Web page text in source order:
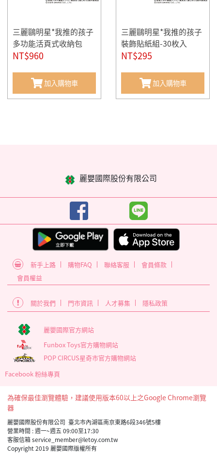
三麗鷗明星*我推的孩子
多功能活頁式收納包
NT$960
加入購物車
三麗鷗明星*我推的孩子
裝飾貼紙組-30枚入
NT$295
加入購物車
麗嬰國際股份有限公司
新手上路 購物FAQ 聯絡客服
會員條款
會員權益
關於我們 門市資訊 人才募集 隱私政策
麗嬰國際官方網站
Funbox Toys官方購物網站
POP CIRCUS星奇市官方購物網站
Facebook 粉絲專頁
為確保最佳瀏覽體驗，建議使用版本60以上之Google Chrome瀏覽
器
麗嬰國際股份有限公司 臺北市內湖區南京東路6段346號5樓
營業時間 : 週一~週五 09:00至17:30
客服信箱 service_member@letoy.com.tw
Copyright 2019 麗嬰國際版權所有